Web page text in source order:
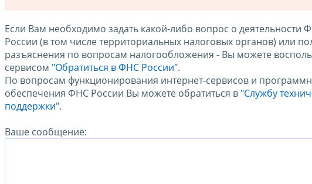
Если Вам необходимо задать какой-либо вопрос о деятельности
России (в том числе территориальных налоговых органов) или
разъяснения по вопросам налогообложения - Вы можете
сервисом "Обратиться в ФНС России".
По вопросам функционирования интернет-сервисов и
обеспечения ФНС России Вы можете обратиться в "Службу
поддержки".
Ваше сообщение: